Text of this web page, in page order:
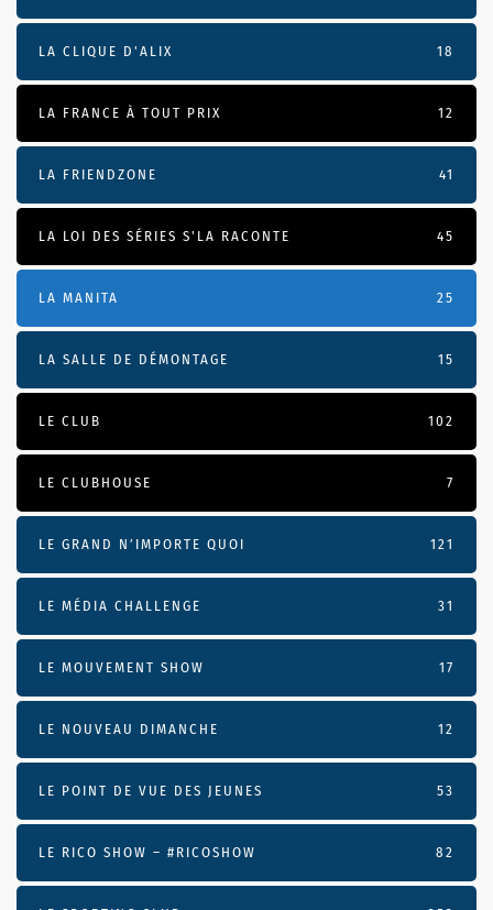
LA CLIQUE D'ALIX 18
LA FRANCE À TOUT PRIX 12
LA FRIENDZONE 41
LA LOI DES SÉRIES S'LA RACONTE 45
LA MANITA 25
LA SALLE DE DÉMONTAGE 15
LE CLUB 102
LE CLUBHOUSE 7
LE GRAND N’IMPORTE QUOI 121
LE MÉDIA CHALLENGE 31
LE MOUVEMENT SHOW 17
LE NOUVEAU DIMANCHE 12
LE POINT DE VUE DES JEUNES 53
LE RICO SHOW – #RICOSHOW 82